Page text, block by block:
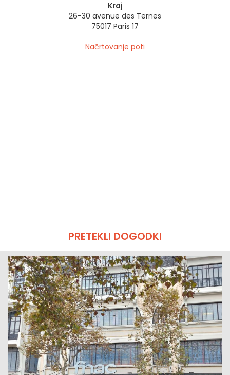
Kraj
26-30 avenue des Ternes
75017 Paris 17
Načrtovanje poti
PRETEKLI DOGODKI